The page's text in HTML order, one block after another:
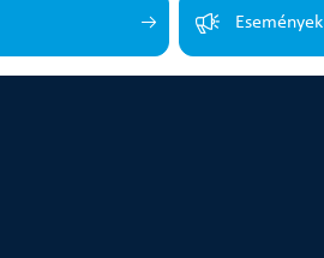
Események